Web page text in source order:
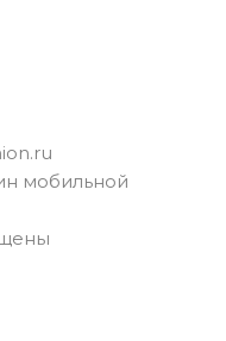
мобильной